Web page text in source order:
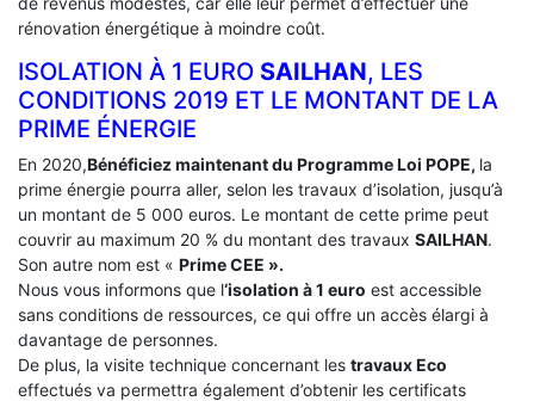
rénovation énergétique à moindre coût.
ISOLATION À 1 EURO SAILHAN, LES
CONDITIONS 2019 ET LE MONTANT DE LA
PRIME ÉNERGIE
En 2020,Bénéficiez maintenant du Programme Loi POPE, la
prime énergie pourra aller, selon les travaux d’isolation, jusqu’à
un montant de 5 000 euros. Le montant de cette prime peut
couvrir au maximum 20 % du montant des travaux SAILHAN.
Son autre nom est « Prime CEE ».
Nous vous informons que l‘isolation à 1 euro est accessible
sans conditions de ressources, ce qui offre un accès élargi à
davantage de personnes.
De plus, la visite technique concernant les travaux Eco
effectués va permettra également d’obtenir les certificats